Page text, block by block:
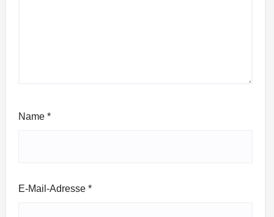
Name *
E-Mail-Adresse *